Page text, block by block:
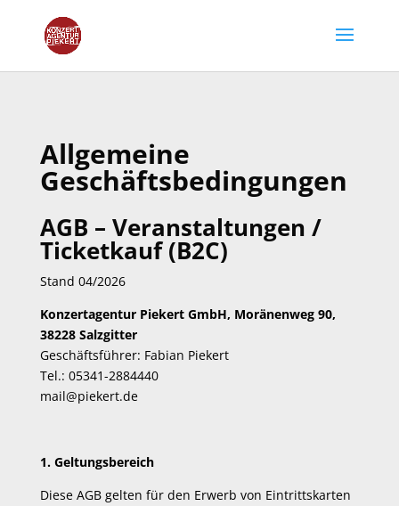
Allgemeine
Geschäftsbedingungen
AGB – Veranstaltungen /
Ticketkauf (B2C)
Stand 04/2026
Konzertagentur Piekert GmbH, Moränenweg 90,
38228 Salzgitter
Geschäftsführer: Fabian Piekert
Tel.: 05341-2884440
mail@piekert.de
1. Geltungsbereich
Diese AGB gelten für den Erwerb von Eintrittskarten